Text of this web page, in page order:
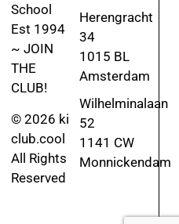
School
Est 1994
~ JOIN
THE
CLUB!
© 2026 ki
club.cool
All Rights
Reserved
Herengracht
34
1015 BL
Amsterdam
Wilhelminalaan
52
1141 CW
Monnickendam